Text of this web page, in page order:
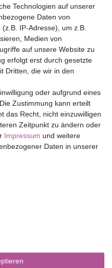
€ in Deutschland
Technologien auf unserer
Daten von
IP-Adresse), um z.B.
Medien von
auf unsere Website zu
erfolgt erst durch gesetzte
Dritten, die wir in den
oder aufgrund eines
Zustimmung kann erteilt
das Recht, nicht einzuwilligen
Zeitpunkt zu ändern oder
Impressum und weitere
Daten in unserer